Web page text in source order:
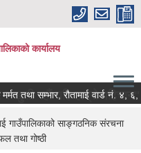
कार्यालय
यहि हाम्रो पहिचान"
तथा सम्भार, रौतामाई वार्ड नं. ४, ६, ७
गाउँपालिकाको साङ्गठनिक संरचना
तथा गोष्ठी